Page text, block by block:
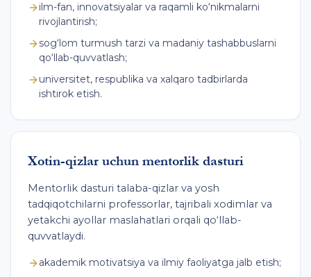
ilm-fan, innovatsiyalar va raqamli ko‘nikmalarni
rivojlantirish;
sog‘lom turmush tarzi va madaniy tashabbuslarni
qo‘llab-quvvatlash;
universitet, respublika va xalqaro tadbirlarda
ishtirok etish.
Xotin-qizlar uchun mentorlik dasturi
Mentorlik dasturi talaba-qizlar va yosh
tadqiqotchilarni professorlar, tajribali xodimlar va
yetakchi ayollar maslahatlari orqali qo‘llab-
quvvatlaydi.
akademik motivatsiya va ilmiy faoliyatga jalb etish;